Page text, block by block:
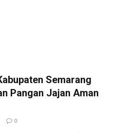
Semarang
Pangan Jajan Aman
0